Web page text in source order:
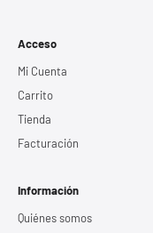
Acceso
Mi Cuenta
Carrito
Tienda
Facturación
Información
Quiénes somos